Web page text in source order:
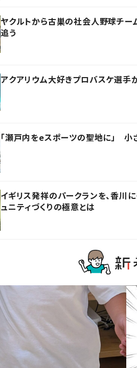
ヤクルトから古巣の社会人野球チ
追う
アクアリウム大好きプロバスケ選
「瀬戸内をeスポーツの聖地に」
イギリス発祥のパークランを、香川
ュニティづくりの極意とは